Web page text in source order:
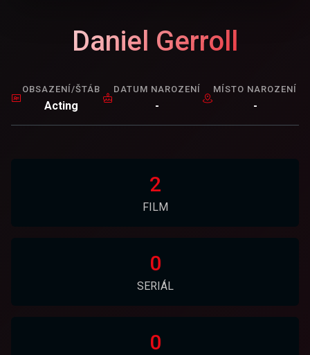
Daniel Gerroll
OBSAZENÍ/ŠTÁB
Acting
DATUM NAROZENÍ
-
MÍSTO NAROZENÍ
-
2
FILM
0
SERIÁL
0